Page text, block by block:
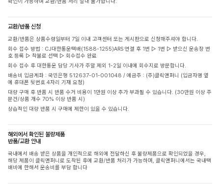
교환/반품 신청
교환/반품은 상품수령일부터 7일 이내 고객센터 또는 게시판으로 신청해주셔야 합니다.
회수 접수 방법 : CJ대한통운택배(1588-1255)ARS 연결 후 1번 ▷ 1번 ▷ 받으신 운송장 번
호 등록 ▷ 착불로 선택 ▷ 회수접수 완료
회수 접수 후 대한통운 담당 기사가 주말 제외 1-2일 이내에 회수지로 방문합니다.
배송비 입금계좌 : 국민은행 512637-01-001048 / 예금주 : (주)클릭앤퍼니 (입금자명 옆
에 휴대폰 뒷번호 4자리 기재 요청)
대량 구매 후 반품 시 반품 수거 비용이 1만원 이상 추가 부과될 수 있습니다. (30만원 이상 주
문건/상품 개수 70% 이상 반품 시)
상습적인 대량 반품 시 구매에 제한이 있을 수 있습니다.
해외에서 확인된 불량제품
반품/교환 안내
국내에서 배송 받은 상품을 개인적으로 해외에 전달하신 후 불량제품으로 확인되었을 경우,
해당 제품이 클릭앤퍼니로 도착된 후에 교환/반품 처리가 가능하며, 클릭앤퍼니에서는 국내택
배비에 한해서 운송비를 부담 합니다